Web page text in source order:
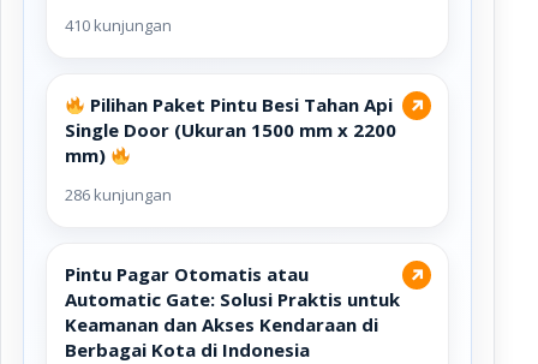
410 kunjungan
↗
Pilihan Paket Pintu Besi Tahan Api
Single Door (Ukuran 1500 mm x 2200
mm)
286 kunjungan
↗
Pintu Pagar Otomatis atau
Automatic Gate: Solusi Praktis untuk
Keamanan dan Akses Kendaraan di
Berbagai Kota di Indonesia